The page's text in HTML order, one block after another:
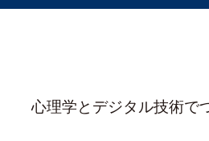
心理学とデジタル技術で